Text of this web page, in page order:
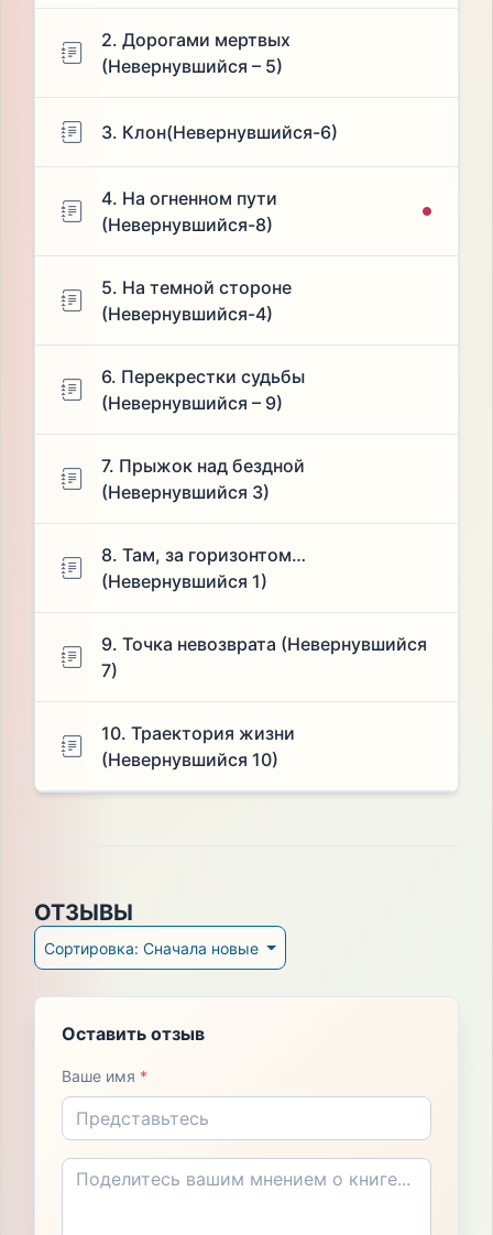
2. Дорогами мертвых
(Невернувшийся – 5)
3. Клон(Невернувшийся-6)
4. На огненном пути
(Невернувшийся-8)
5. На темной стороне
(Невернувшийся-4)
6. Перекрестки судьбы
(Невернувшийся – 9)
7. Прыжок над бездной
(Невернувшийся 3)
8. Там, за горизонтом…
(Невернувшийся 1)
9. Точка невозврата (Невернувшийся
7)
10. Траектория жизни
(Невернувшийся 10)
ОТЗЫВЫ
Сортировка: Сначала новые
Оставить отзыв
Ваше имя *